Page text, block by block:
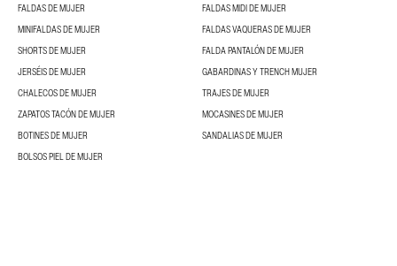
FALDAS DE MUJER
FALDAS MIDI DE MUJER
MINIFALDAS DE MUJER
FALDAS VAQUERAS DE MUJER
SHORTS DE MUJER
FALDA PANTALÓN DE MUJER
JERSÉIS DE MUJER
GABARDINAS Y TRENCH MUJER
CHALECOS DE MUJER
TRAJES DE MUJER
ZAPATOS TACÓN DE MUJER
MOCASINES DE MUJER
BOTINES DE MUJER
SANDALIAS DE MUJER
BOLSOS PIEL DE MUJER